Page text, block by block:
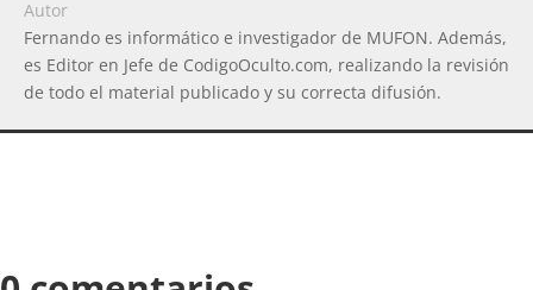
Autor
Fernando es informático e investigador de MUFON. Además,
es Editor en Jefe de CodigoOculto.com, realizando la revisión
de todo el material publicado y su correcta difusión.